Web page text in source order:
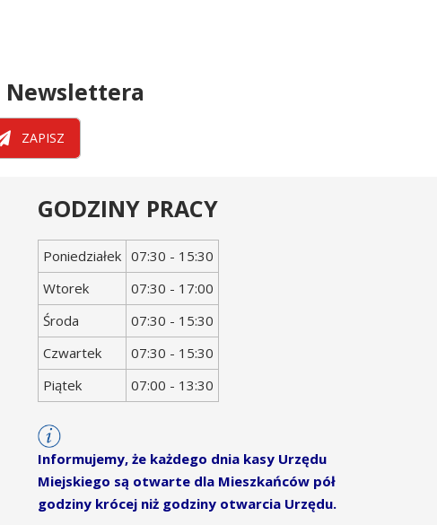
Newslettera
ZAPISZ
GODZINY PRACY
Dzień
tygodnia
Godziny
otwarcia
Poniedziałek 07:30 - 15:30
Wtorek
07:30 - 17:00
Środa
07:30 - 15:30
Czwartek
07:30 - 15:30
Piątek
07:00 - 13:30
Informujemy, że każdego dnia kasy Urzędu
Miejskiego są otwarte dla Mieszkańców pół
godziny krócej niż godziny otwarcia Urzędu.